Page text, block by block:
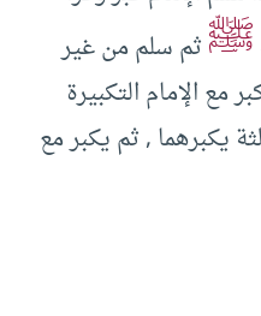
ﷺثم سلم من غير
مع الإمام التكبيرة
يكبرهما , ثم يكبر مع